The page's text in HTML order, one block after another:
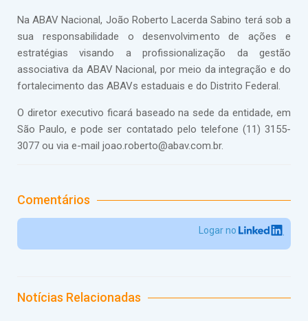
Na ABAV Nacional, João Roberto Lacerda Sabino terá sob a
sua responsabilidade o desenvolvimento de ações e
estratégias visando a profissionalização da gestão
associativa da ABAV Nacional, por meio da integração e do
fortalecimento das ABAVs estaduais e do Distrito Federal.
O diretor executivo ficará baseado na sede da entidade, em
São Paulo, e pode ser contatado pelo telefone (11) 3155-
3077 ou via e-mail joao.roberto@abav.com.br.
Comentários
Logar no
Notícias Relacionadas